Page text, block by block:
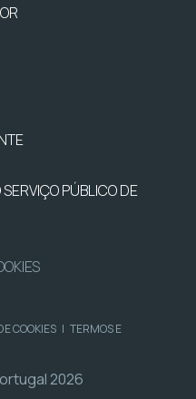
PÚBLICO DE
COOKIES | TERMOS E
2026